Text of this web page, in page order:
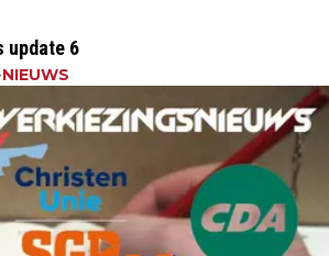
update 6
NIEUWS